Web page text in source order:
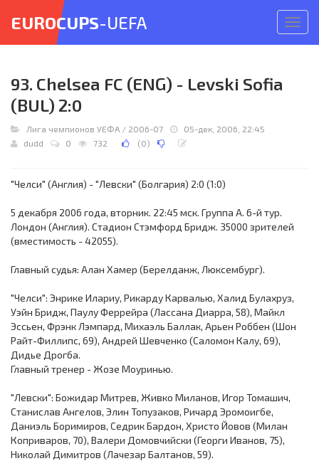
меню
EUROCUPS-UEFA
93. Chelsea FC (ENG) - Levski Sofia
(BUL) 2:0
Лига чемпионов УЕФА / 2006-07
05-дек, 2006, 22:45
dudd
0 732 (0)
"Челси" (Англия) - "Левски" (Болгария) 2:0 (1:0)
5 декабря 2006 года, вторник. 22:45 мск. Группа A. 6-й тур.
Лондон (Англия). Стадион Стэмфорд Бридж. 35000 зрителей
(вместимость - 42055).
Главный судья: Алан Хамер (Берелданж, Люксембург).
"Челси": Энрике Илариу, Рикарду Карвалью, Халид Булахруз,
Уэйн Бридж, Паулу Феррейра (Лассана Диарра, 58), Майкл
Эссьен, Фрэнк Лэмпард, Михаэль Баллак, Арьен Роббен (Шон
Райт-Филлипс, 69), Андрей Шевченко (Саломон Калу, 69),
Дидье Дрогба.
Главный тренер - Жозе Моуринью.
"Левски": Божидар Митрев, Живко Миланов, Игор Томашич,
Станислав Ангелов, Элин Топузаков, Ричард Эромоигбе,
Даниэль Боримиров, Седрик Бардон, Христо Йовов (Милан
Коприваров, 70), Валери Домовчийски (Георги Иванов, 75),
Николай Димитров (Лачезар Балтанов, 59).